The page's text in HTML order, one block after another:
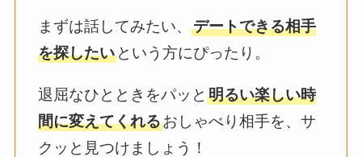
まずは話してみたい、デートできる相手
を探したい という方にぴったり。
退屈なひとときをパッと明るい楽しい時
間に変えてくれるおしゃべり相手を、サ
クッと見つけましょう！